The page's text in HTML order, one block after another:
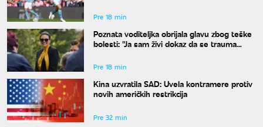
Pre 18 min
Poznata voditeljka obrijala glavu zbog teške
bolesti: "Ja sam živi dokaz da se trauma
Pre 18 min
Kina uzvratila SAD: Uvela kontramere protiv
novih američkih restrikcija
Pre 32 min